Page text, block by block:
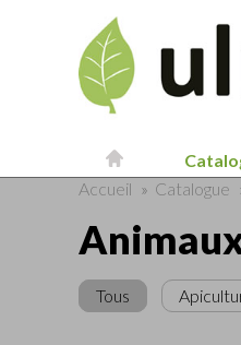
Accueil » Catalogue
Tous